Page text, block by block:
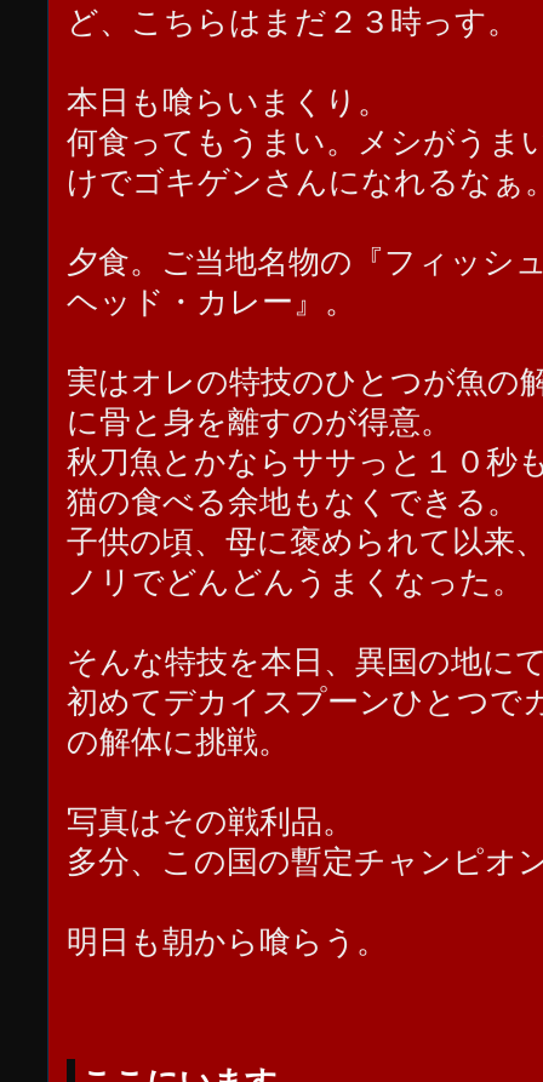
ど、こちらはまだ２３時っす。
本日も喰らいまくり。
何食ってもうまい。メシがうま
けでゴキゲンさんになれるなぁ
夕食。ご当地名物の『フィッシ
ヘッド・カレー』。
実はオレの特技のひとつが魚の
に骨と身を離すのが得意。
秋刀魚とかならササっと１０秒
猫の食べる余地もなくできる。
子供の頃、母に褒められて以来
ノリでどんどんうまくなった。
そんな特技を本日、異国の地に
初めてデカイスプーンひとつで
の解体に挑戦。
写真はその戦利品。
多分、この国の暫定チャンピオ
明日も朝から喰らう。